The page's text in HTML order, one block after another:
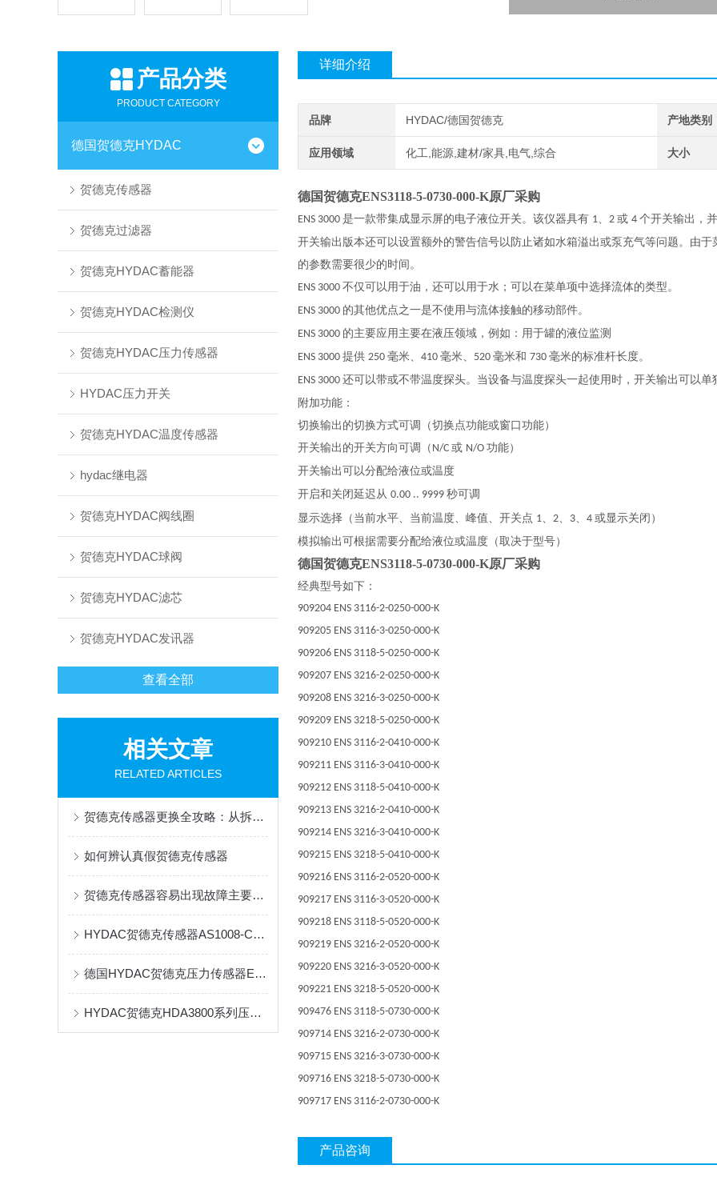
产品分类
PRODUCT CATEGORY
德国贺德克HYDAC
贺德克传感器
贺德克过滤器
贺德克HYDAC蓄能器
贺德克HYDAC检测仪
贺德克HYDAC压力传感器
HYDAC压力开关
贺德克HYDAC温度传感器
hydac继电器
贺德克HYDAC阀线圈
贺德克HYDAC球阀
贺德克HYDAC滤芯
贺德克HYDAC发讯器
查看全部
相关文章
RELATED ARTICLES
贺德克传感器更换全攻略：从拆卸到校准的精准操作
如何辨认真假贺德克传感器
贺德克传感器容易出现故障主要有以下4种
HYDAC贺德克传感器AS1008-C-000的参数及特点
德国HYDAC贺德克压力传感器EDS系列产品介绍及保养
HYDAC贺德克HDA3800系列压力传感器
详细介绍
品牌 HYDAC/德国贺德克 产地类别
应用领域 化工,能源,建材/家具,电气,综合 大小
德国贺德克ENS3118-5-0730-000-K原厂采购
ENS 3000 是一款带集成显示屏的电子液位开关。该仪器具有 1、 2 或 4 个开关输出，
开关输出版本还可以设置额外的警告信号以防止诸如水箱溢出或泵充气等问题。由
的参数需要很少的时间。
ENS 3000 不仅可以用于油，还可以用于水；可以在菜单项中选择流体的类型。
ENS 3000 的其他优点之一是不使用与流体接触的移动部件。
ENS 3000 的主要应用主要在液压领域，例如：用于罐的液位监测
ENS 3000 提供 250 毫米、 410 毫米、 520 毫米和 730 毫米的标准杆长度。
ENS 3000 还可以带或不带温度探头。当设备与温度探头一起使用时，开关输出可以
附加功能：
切换输出的切换方式可调（切换点功能或窗口功能）
开关输出的开关方向可调（ N/C 或 N/O 功能）
开关输出可以分配给液位或温度
开启和关闭延迟从 0.00 .. 9999 秒可调
显示选择（当前水平、当前温度、峰值、开关点 1、 2、 3、 4 或显示关闭）
模拟输出可根据需要分配给液位或温度（取决于型号）
德国贺德克ENS3118-5-0730-000-K原厂采购
经典型号如下：
909204 ENS 3116-2-0250-000-K
909205 ENS 3116-3-0250-000-K
909206 ENS 3118-5-0250-000-K
909207 ENS 3216-2-0250-000-K
909208 ENS 3216-3-0250-000-K
909209 ENS 3218-5-0250-000-K
909210 ENS 3116-2-0410-000-K
909211 ENS 3116-3-0410-000-K
909212 ENS 3118-5-0410-000-K
909213 ENS 3216-2-0410-000-K
909214 ENS 3216-3-0410-000-K
909215 ENS 3218-5-0410-000-K
909216 ENS 3116-2-0520-000-K
909217 ENS 3116-3-0520-000-K
909218 ENS 3118-5-0520-000-K
909219 ENS 3216-2-0520-000-K
909220 ENS 3216-3-0520-000-K
909221 ENS 3218-5-0520-000-K
909476 ENS 3118-5-0730-000-K
909714 ENS 3216-2-0730-000-K
909715 ENS 3216-3-0730-000-K
909716 ENS 3218-5-0730-000-K
909717 ENS 3116-2-0730-000-K
产品咨询